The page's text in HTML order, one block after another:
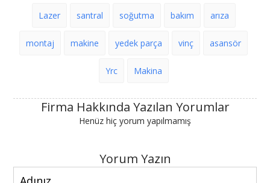
Lazer santral soğutma bakım arıza
montaj makine yedek parça vinç asansör
Yrc Makina
Firma Hakkında Yazılan Yorumlar
Henüz hiç yorum yapılmamış
Yorum Yazın